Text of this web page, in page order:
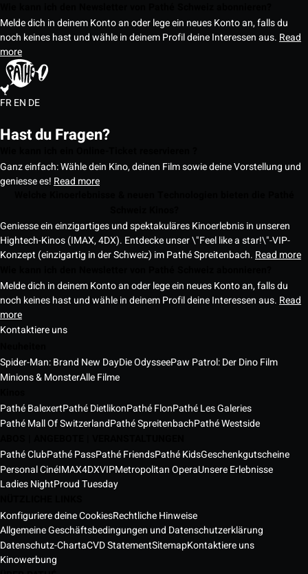
Melde dich in deinem Konto an oder lege ein neues Konto an, falls du
noch keines hast und wähle in deinem Profil deine Interessen aus. Read
more
FREN DE
Hast du Fragen?
Ganz einfach: Wähle dein Kino, deinen Film sowie deine Vorstellung und
geniesse es! Read more
Geniesse ein einzigartiges und spektakuläres Kinoerlebnis in unseren
Hightech-Kinos (IMAX, 4DX). Entdecke unser \"Feel like a star!\"-VIP-
Konzept (einzigartig in der Schweiz) im Pathé Spreitenbach. Read more
Melde dich in deinem Konto an oder lege ein neues Konto an, falls du
noch keines hast und wähle in deinem Profil deine Interessen aus. Read
more
Kontaktiere uns
Spider-Man: Brand New DayDie OdysseePaw Patrol: Der Dino Film
Minions & MonsterAlle Filme
Pathé BalexertPathé DietlikonPathé FlonPathé Les Galeries
Pathé Mall Of SwitzerlandPathé SpreitenbachPathé Westside
Pathé ClubPathé PassPathé FriendsPathé KidsGeschenkgutscheine
Personal CinéIMAX4DXVIPMetropolitan OperaUnsere Erlebnisse
Ladies NightProud Tuesday
Konfiguriere deine CookiesRechtliche Hinweise
Allgemeine Geschäftsbedingungen und Datenschutzerklärung
Datenschutz-ChartaCVD StatementSitemapKontaktiere uns
Kinowerbung